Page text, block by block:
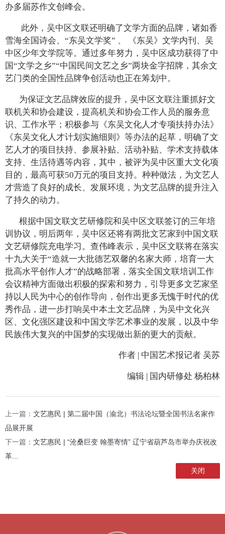
办多届苏作文创峰会。
此外，吴中区文联还明确了文学方面的品牌，诸如香
雪海全国诗会、“东吴文学奖” 、 《东吴》文学内刊、吴
中区少年文学院等。通过多年努力，吴中区成功获得了中
国“文学之乡”“中国民间文艺之乡”两块金字招牌，其余文
艺门类的全国性品牌争创活动也正在筹划中。
为保证文艺品牌效应的提升，吴中区文联注重抓好文
联机关和协会建设，提高机关和协会工作人员的服务意
识、工作水平；积极参与《东吴文化人才专项扶持办法》
《东吴文化人才计划实施细则》等办法的起草，明确了文
艺人才的项目扶持、参展补贴、活动补贴、学术支持载体
支持、生活待遇等内容，其中，被评为吴中区重大文化项
目的，最高可获50万元的项目支持。种种做法，为文艺人
才营造了良好的成长、发展环境，为文艺品牌的提升注入
了持久的动力。
根据中国文联文艺研修院和吴中区文联签订的三年培
训协议，明后两年，吴中区还将有两批文艺家到中国文联
文艺研修院充电学习。查伟峰表示，吴中区文联将在落实
十九大关于“造就一大批德艺双馨的名家大师，培育一大
批高水平创作人才”的战略部署，落实全国文联培训工作
会议精神方面做出积极的探索和努力，引导更多文艺家坚
持以人民为中心的创作导向，创作出更多无愧于时代的优
秀作品，进一步打响吴中本土文艺品牌，为吴中文化兴
区、文化强区建设和中国文学艺术事业的发展，以及中华
民族伟大复兴的中国梦的实现做出新的更大的贡献。
作者 | 中国艺术报记者 吴苏
编辑 | 国内研修处 杨柏林
上一篇： 文艺惠民 | 第二届中国（渝北）书法论坛暨全国书法名家作
品展开展
下一篇： 文艺惠民 | “沧桑巨变 翰墨寄情” 辽宁省葫芦岛市举办庆祝改
革...
关闭